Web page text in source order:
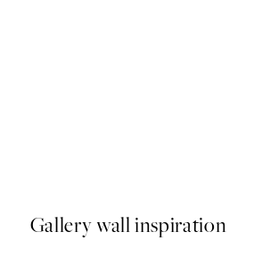
Gallery wall inspiration